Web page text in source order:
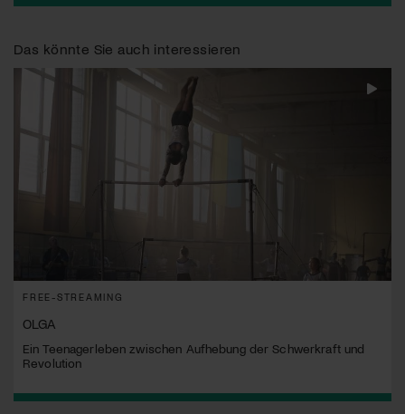
Das könnte Sie auch interessieren
FREE-STREAMING
OLGA
Ein Teenagerleben zwischen Aufhebung der Schwerkraft und
Revolution